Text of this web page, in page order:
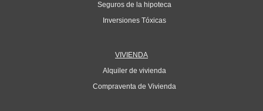
Seguros de la hipoteca
Inversiones Tóxicas
VIVIENDA
Alquiler de vivienda
Compraventa de Vivienda